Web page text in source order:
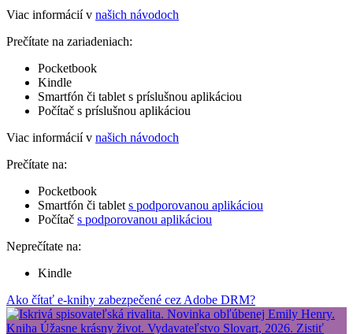
Viac informácií v našich návodoch
Prečítate na zariadeniach:
Pocketbook
Kindle
Smartfón či tablet s príslušnou aplikáciou
Počítač s príslušnou aplikáciou
Viac informácií v našich návodoch
Prečítate na:
Pocketbook
Smartfón či tablet s podporovanou aplikáciou
Počítač s podporovanou aplikáciou
Neprečítate na:
Kindle
Ako čítať e-knihy zabezpečené cez Adobe DRM?